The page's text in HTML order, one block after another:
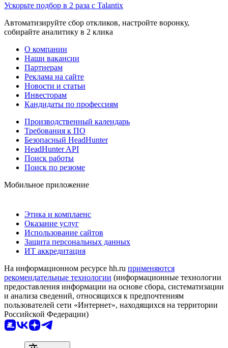
Ускорьте подбор в 2 раза с Talantix
Автоматизируйте сбор откликов, настройте воронку,
собирайте аналитику в 2 клика
О компании
Наши вакансии
Партнерам
Реклама на сайте
Новости и статьи
Инвесторам
Кандидаты по профессиям
Производственный календарь
Требования к ПО
Безопасный HeadHunter
HeadHunter API
Поиск работы
Поиск по резюме
Мобильное приложение
Этика и комплаенс
Оказание услуг
Использование сайтов
Защита персональных данных
ИТ аккредитация
На информационном ресурсе hh.ru применяются
рекомендательные технологии (информационные технологии
предоставления информации на основе сбора, систематизации
и анализа сведений, относящихся к предпочтениям
пользователей сети «Интернет», находящихся на территории
Российской Федерации)